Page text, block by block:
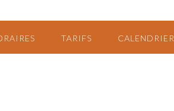
TARIFS CALENDRIER